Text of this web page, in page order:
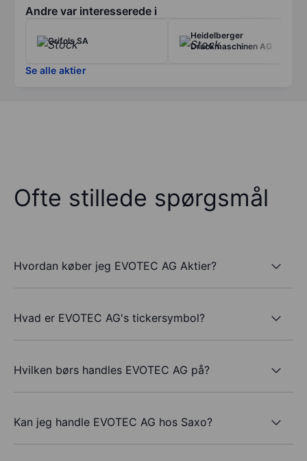
Andre var interesserede i
Grifols SA
Heidelberger
Druckmaschinen AG
Se alle aktier
Ofte stillede spørgsmål
Hvordan køber jeg EVOTEC AG Aktier?
Hvad er EVOTEC AG's tickersymbol?
Hvilken børs handles EVOTEC AG på?
Kan jeg handle EVOTEC AG hos Saxo?